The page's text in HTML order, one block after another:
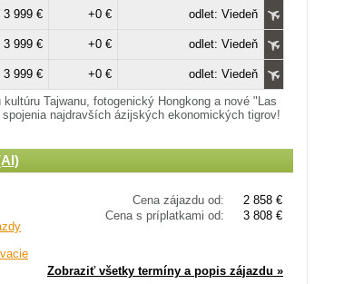
3 999 € +0 € odlet: Viedeň
3 999 € +0 € odlet: Viedeň
3 999 € +0 €
odlet: Viedeň
Tajwanu, fotogenický Hongkong a nové "Las
najdravších ázijských ekonomických tigrov!
Cena zájazdu od:
2 858 €
Cena s príplatkami od:
3 808 €
Zobraziť všetky termíny a popis zájazdu »